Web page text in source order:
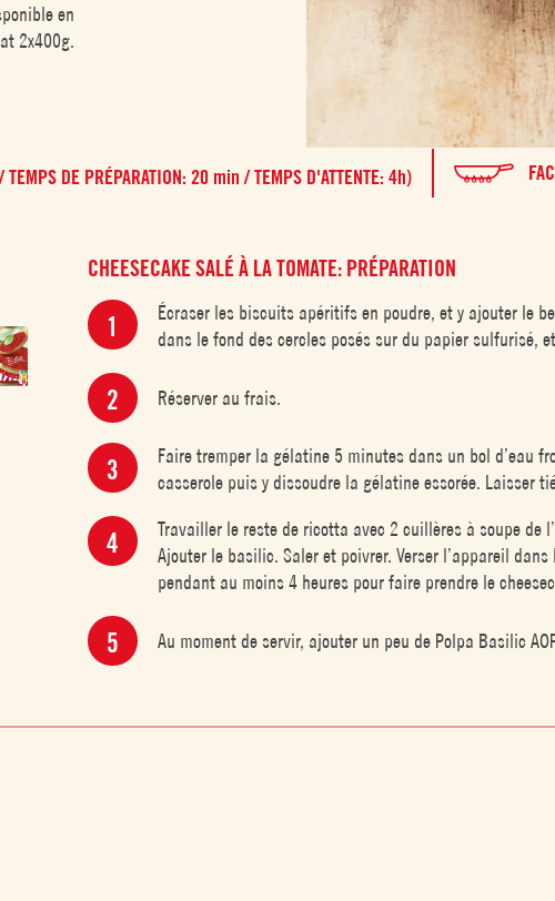
en
2x400g.
DE PRÉPARATION: 20 min / TEMPS D'ATTENTE: 4h)
CHEESECAKE SALÉ À LA TOMATE: PRÉPARATION
Écraser les biscuits apéritifs en poudre, et y ajouter le
dans le fond des cercles posés sur du papier sulfurisé,
Réserver au frais.
Faire tremper la gélatine 5 minutes dans un bol d’eau
casserole puis y dissoudre la gélatine essorée. Laisser
Travailler le reste de ricotta avec 2 cuillères à soupe de
Ajouter le basilic. Saler et poivrer. Verser l’appareil
pendant au moins 4 heures pour faire prendre le
Au moment de servir, ajouter un peu de Polpa Basilic